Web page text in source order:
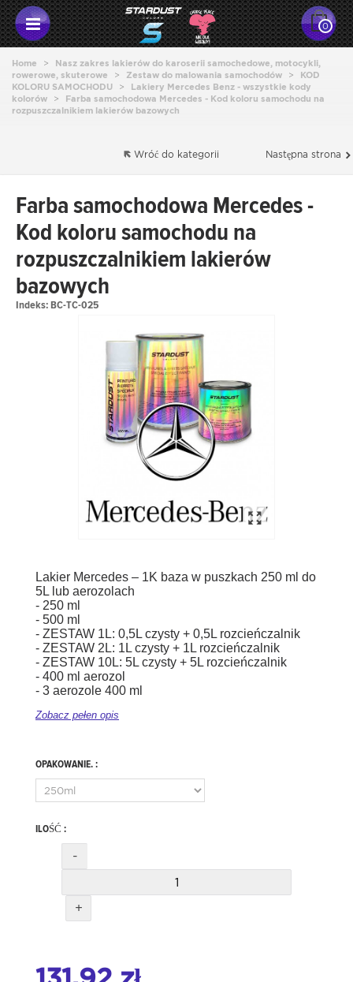
0
Home >
Nasz zakres lakierów do karoserii samochedowe, motocykli,
rowerowe, skuterowe
> Zestaw do malowania samochodów >
KOD
KOLORU SAMOCHODU
>
Lakiery Mercedes Benz - wszystkie kody
kolorów
>
Farba samochodowa Mercedes - Kod koloru samochodu na
rozpuszczalnikiem lakierów bazowych
Następna strona
Wróć do kategorii
Farba samochodowa Mercedes -
Kod koloru samochodu na
rozpuszczalnikiem lakierów
bazowych
Indeks:BC-TC-025
Lakier Mercedes – 1K baza w puszkach 250 ml do
5L lub aerozolach
- 250 ml
- 500 ml
- ZESTAW 1L: 0,5L czysty + 0,5L rozcieńczalnik
- ZESTAW 2L: 1L czysty + 1L rozcieńczalnik
- ZESTAW 10L: 5L czysty + 5L rozcieńczalnik
- 400 ml aerozol
- 3 aerozole 400 ml
Zobacz pełen opis
OPAKOWANIE. :
ILOŚĆ :
-
+